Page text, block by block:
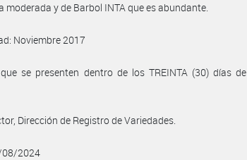
moderada y de Barbol INTA que es abundante.
Noviembre 2017
se presenten dentro de los TREINTA (30) días de
Dirección de Registro de Variedades.
08/2024